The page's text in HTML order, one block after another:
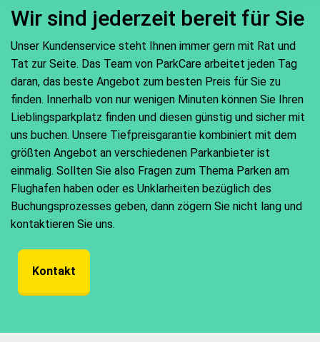
Wir sind jederzeit bereit für Sie
Unser Kundenservice steht Ihnen immer gern mit Rat und
Tat zur Seite. Das Team von ParkCare arbeitet jeden Tag
daran, das beste Angebot zum besten Preis für Sie zu
finden. Innerhalb von nur wenigen Minuten können Sie Ihren
Lieblingsparkplatz finden und diesen günstig und sicher mit
uns buchen. Unsere Tiefpreisgarantie kombiniert mit dem
größten Angebot an verschiedenen Parkanbieter ist
einmalig. Sollten Sie also Fragen zum Thema Parken am
Flughafen haben oder es Unklarheiten bezüglich des
Buchungsprozesses geben, dann zögern Sie nicht lang und
kontaktieren Sie uns.
Kontakt